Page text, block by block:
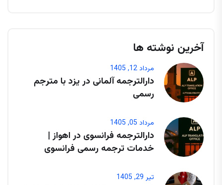
آخرین نوشته ها
مرداد 12, 1405
دارالترجمه آلمانی در یزد با مترجم
رسمی
مرداد 05, 1405
دارالترجمه فرانسوی در اهواز |
خدمات ترجمه رسمی فرانسوی
تیر 29, 1405